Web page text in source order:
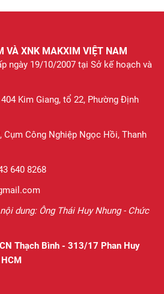
VÀ XNK MAKXIM VIỆT NAM
ngày 19/10/2007 tại Sở kế hoạch và
Kim Giang, tổ 22, Phường Định
Cụm Công Nghiệp Ngọc Hồi, Thanh
640 8268
dung: Ông Thái Huy Nhung - Chức
Thạch Bình - 313/17 Phan Huy